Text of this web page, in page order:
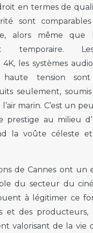
en termes de
sont
alors même que
temporaire.
les systèmes
haute tension
seulement,
marin. C’est un
prestige au milieu
la voûte céleste
de Cannes ont
du secteur du
à légitimer ce
et des
valorisant de la vie